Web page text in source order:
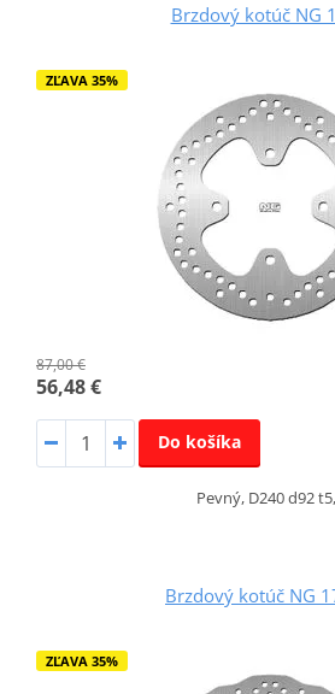
Brzdový kotúč NG
ZĽAVA 35%
87,00 €
56,48 €
Do košíka
Pevný, D240 d92
Brzdový kotúč NG
ZĽAVA 35%